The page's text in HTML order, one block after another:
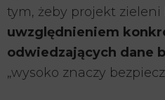
tym, żeby projekt zieleni
uwzględnieniem
odwiedzających dane
„wysoko znaczy